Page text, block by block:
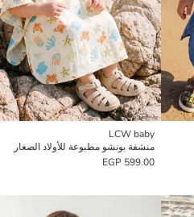
LCW baby
منشفة بونشو مطبوعة للأولاد الصغار
599.00 EGP